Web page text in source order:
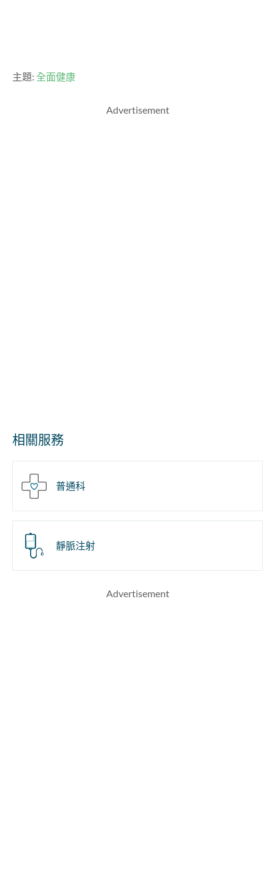
主題: 全面健康
Advertisement
相關服務
普通科
靜脈注射
Advertisement